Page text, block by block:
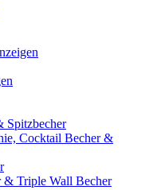
Spitzbecher
Cocktail Becher &
& Triple Wall Becher